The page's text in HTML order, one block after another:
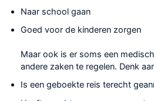
Naar school gaan
Goed voor de kinderen zorgen
Maar ook is er soms een
andere zaken te regelen. Denk
Is een geboekte reis terecht